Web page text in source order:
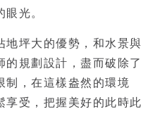
光。
地坪大的優勢，和水景與
的規劃設計，盡而破除了
制，在這樣盎然的環境
享受，把握美好的此時此